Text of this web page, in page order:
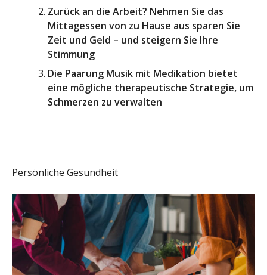
Zurück an die Arbeit? Nehmen Sie das
Mittagessen von zu Hause aus sparen Sie
Zeit und Geld – und steigern Sie Ihre
Stimmung
Die Paarung Musik mit Medikation bietet
eine mögliche therapeutische Strategie, um
Schmerzen zu verwalten
Persönliche Gesundheit